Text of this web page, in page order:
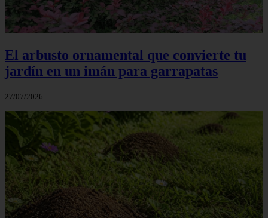
El arbusto ornamental que convierte tu
jardín en un imán para garrapatas
27/07/2026